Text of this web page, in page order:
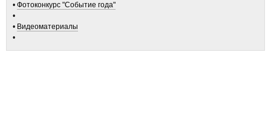
Фотоконкурс "Событие года"
Видеоматериалы